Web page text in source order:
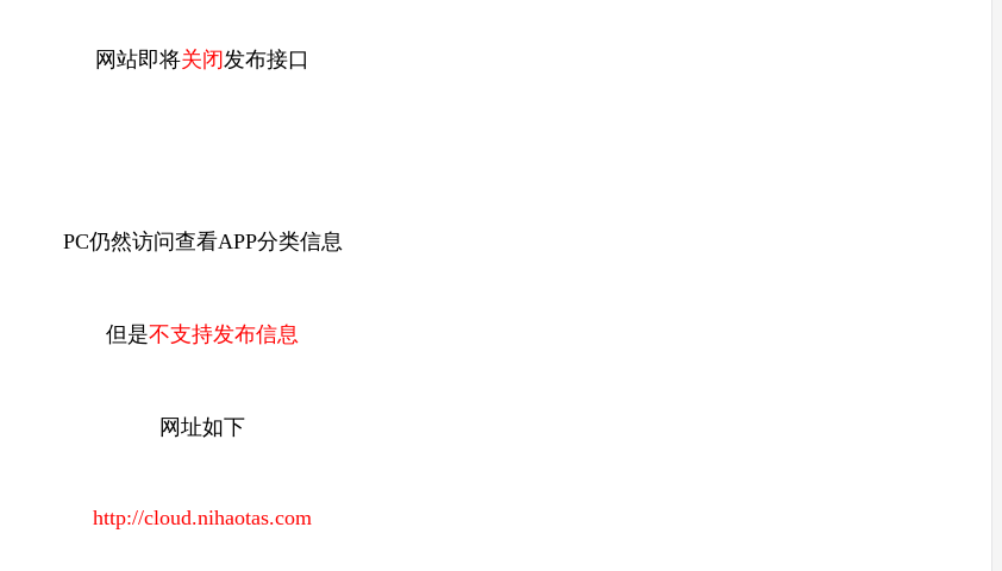
网站即将关闭发布接口
PC仍然访问查看APP分类信息
但是不支持发布信息
网址如下
http://cloud.nihaotas.com